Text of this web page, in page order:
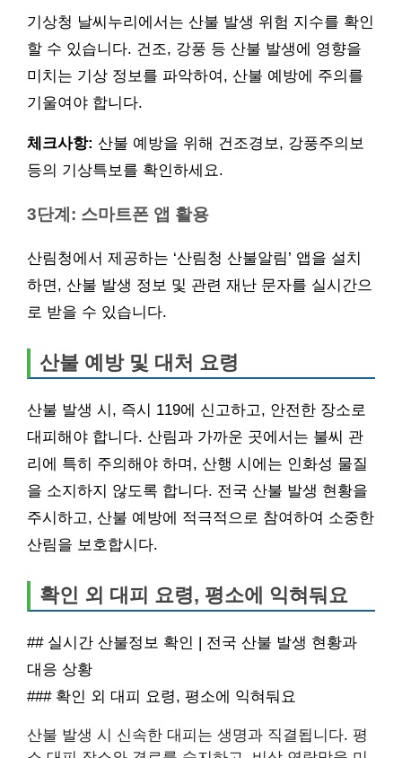
기상청 날씨누리에서는 산불 발생 위험 지수를 확인
할 수 있습니다. 건조, 강풍 등 산불 발생에 영향을
미치는 기상 정보를 파악하여, 산불 예방에 주의를
기울여야 합니다.
체크사항: 산불 예방을 위해 건조경보, 강풍주의보
등의 기상특보를 확인하세요.
3단계: 스마트폰 앱 활용
산림청에서 제공하는 ‘산림청 산불알림’ 앱을 설치
하면, 산불 발생 정보 및 관련 재난 문자를 실시간으
로 받을 수 있습니다.
산불 예방 및 대처 요령
산불 발생 시, 즉시 119에 신고하고, 안전한 장소로
대피해야 합니다. 산림과 가까운 곳에서는 불씨 관
리에 특히 주의해야 하며, 산행 시에는 인화성 물질
을 소지하지 않도록 합니다. 전국 산불 발생 현황을
주시하고, 산불 예방에 적극적으로 참여하여 소중한
산림을 보호합시다.
확인 외 대피 요령, 평소에 익혀둬요
## 실시간 산불정보 확인 | 전국 산불 발생 현황과
대응 상황
### 확인 외 대피 요령, 평소에 익혀둬요
산불 발생 시 신속한 대피는 생명과 직결됩니다. 평